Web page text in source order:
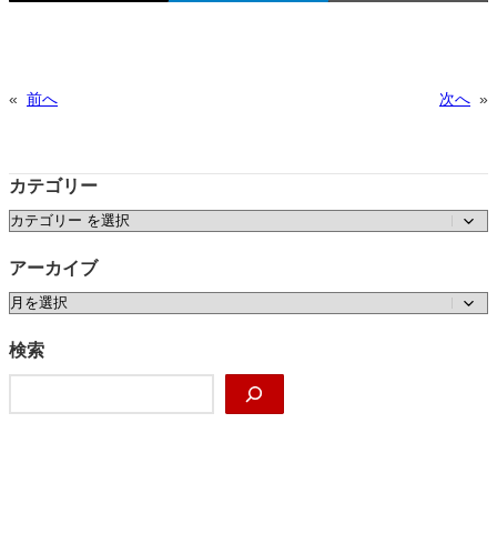
« 前へ 次へ »
カテゴリー
カテゴリー
アーカイブ
ア
カ
イ
検索